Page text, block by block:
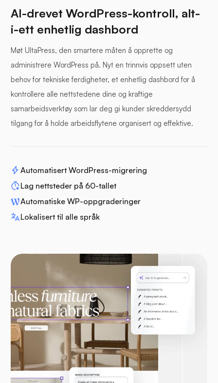
AI-drevet WordPress-kontroll, alt-
i-ett enhetlig dashbord
Møt UltaPress, den smartere måten å opprette og
administrere WordPress på. Nyt en trinnvis oppsett uten
behov for tekniske ferdigheter, et enhetlig dashbord for å
kontrollere alle nettstedene dine og kraftige
samarbeidsverktøy som lar deg gi kunder skreddersydd
tilgang for å holde arbeidsflytene organisert og effektive.
Automatisert WordPress-migrering
Lag nettsteder på 60-tallet
Automatiske WP-oppgraderinger
Lokalisert til alle språk